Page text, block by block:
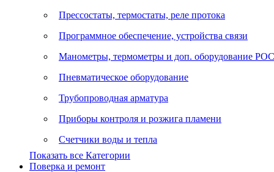
Прессостаты, термостаты, реле протока
Программное обеспечение, устройства связи
Манометры, термометры и доп. оборудование
Пневматическое оборудование
Трубопроводная арматура
Приборы контроля и розжига пламени
Счетчики воды и тепла
Показать все Категории
Поверка и ремонт